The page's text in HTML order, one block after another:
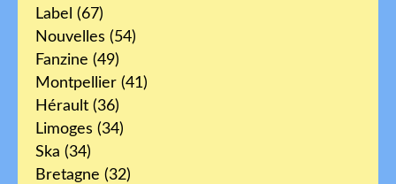
Label (67)
Nouvelles (54)
Fanzine (49)
Montpellier (41)
Hérault (36)
Limoges (34)
Ska (34)
Bretagne (32)